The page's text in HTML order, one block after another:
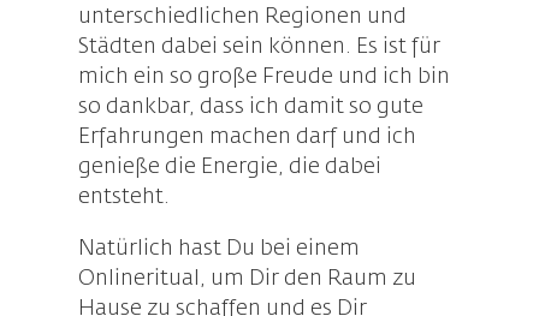
unterschiedlichen Regionen und
Städten dabei sein können. Es ist für
mich ein so große Freude und ich bin
so dankbar, dass ich damit so gute
Erfahrungen machen darf und ich
genieße die Energie, die dabei
entsteht.
Natürlich hast Du bei einem
Onlineritual, um Dir den Raum zu
Hause zu schaffen und es Dir